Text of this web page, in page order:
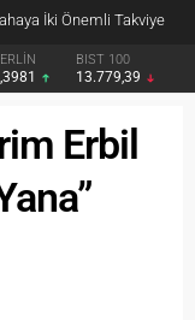
Mesleği Tanıtıldı
BIST 100
13.779,39
Erbil